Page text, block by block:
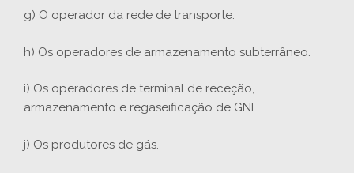
g) O operador da rede de transporte.
h) Os operadores de armazenamento subterrâneo.
i) Os operadores de terminal de receção,
armazenamento e regaseificação de GNL.
j) Os produtores de gás.